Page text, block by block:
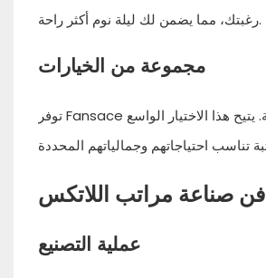
رغبتك، مما يضمن لك ليلة نوم أكثر راحة.
مجموعة من الخيارات
توفر Fansace مجموعة واسعة من خيارات التخصيص، بما في ذلك مستويات الثبات، وسمك المرتبة، ومواد الغطاء المختلفة. يتيح هذا الاختيار الواسع
فن صناعة مراتب اللاتكس
عملية التصنيع